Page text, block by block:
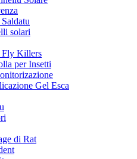
solari
Killers
per Insetti
Gel Esca
di Rat